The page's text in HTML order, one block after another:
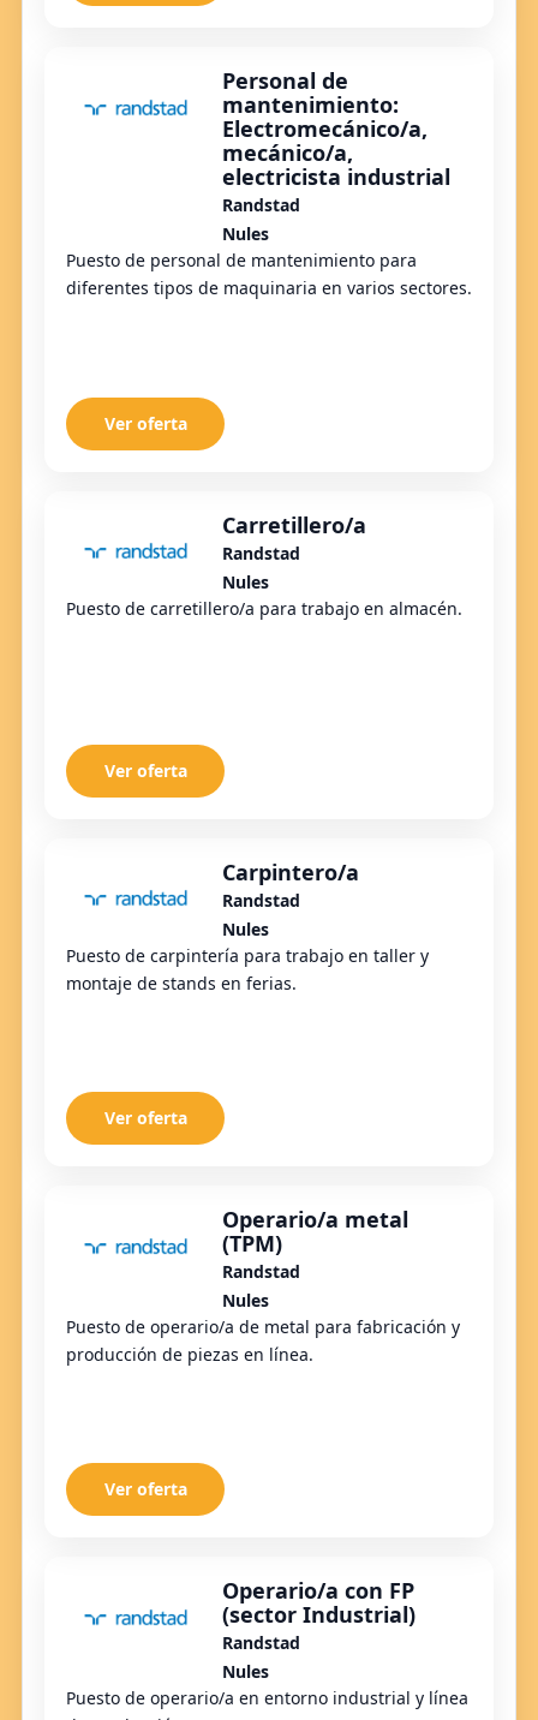
Personal de
mantenimiento:
Electromecánico/a,
mecánico/a,
electricista industrial
Randstad
Nules
Puesto de personal de mantenimiento para
diferentes tipos de maquinaria en varios sectores.
Ver oferta
Carretillero/a
Randstad
Nules
Puesto de carretillero/a para trabajo en almacén.
Ver oferta
Carpintero/a
Randstad
Nules
Puesto de carpintería para trabajo en taller y
montaje de stands en ferias.
Ver oferta
Operario/a metal
(TPM)
Randstad
Nules
Puesto de operario/a de metal para fabricación y
producción de piezas en línea.
Ver oferta
Operario/a con FP
(sector Industrial)
Randstad
Nules
Puesto de operario/a en entorno industrial y línea